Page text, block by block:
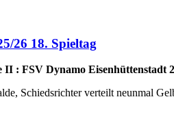
26 18. Spieltag
: FSV Dynamo Eisenhüttenstadt
Schiedsrichter verteilt neunmal